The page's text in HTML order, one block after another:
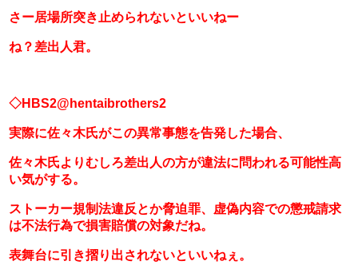
さー居場所突き止められないといいねー
ね？差出人君。
◇HBS2@hentaibrothers2
実際に佐々木氏がこの異常事態を告発した場合、
佐々木氏よりむしろ差出人の方が違法に問われる可能性高
い気がする。
ストーカー規制法違反とか脅迫罪、虚偽内容での懲戒請求
は不法行為で損害賠償の対象だね。
表舞台に引き摺り出されないといいねぇ。